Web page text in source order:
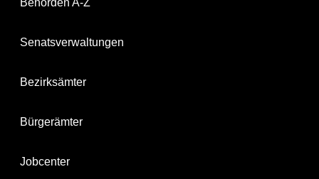
Behörden A-Z
Senatsverwaltungen
Bezirksämter
Bürgerämter
Jobcenter